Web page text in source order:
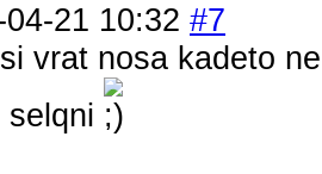
21 10:32 #7
vrat nosa kadeto
selqni